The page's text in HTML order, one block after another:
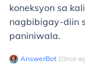
koneksyon sa
nagbibigay-diin
paniniwala.
AnswerBot∙ 10mo